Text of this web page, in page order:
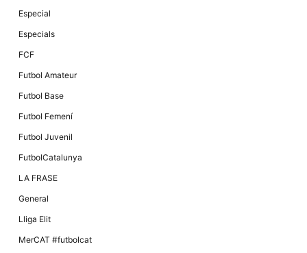
Especial
Especials
FCF
Futbol Amateur
Futbol Base
Futbol Femení
Futbol Juvenil
FutbolCatalunya
LA FRASE
General
Lliga Elit
MerCAT #futbolcat